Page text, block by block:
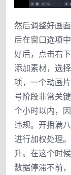
然后调整好画
后在窗口选项
好后，点击右
添加素材，选
项，一个动画
号阶段非常关
个小时以内，
违规。开播满
进行加权处理
升。在这个时
数据停滞不前